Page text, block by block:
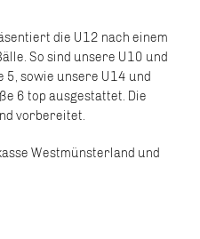
die U12 nach einem
So sind unsere U10 und
5, sowie unsere U14 und
6 top ausgestattet. Die
vorbereitet.
Westmünsterland und